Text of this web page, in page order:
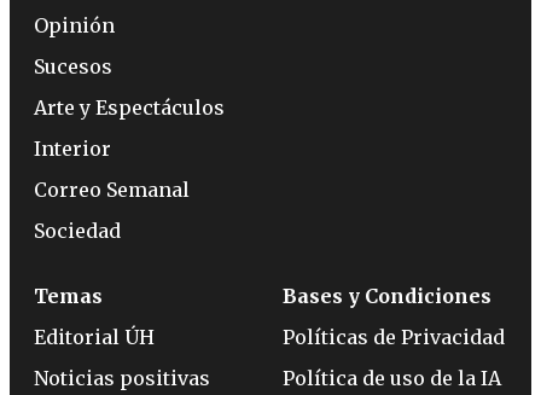
Opinión
Sucesos
Arte y Espectáculos
Interior
Correo Semanal
Sociedad
Temas
Editorial ÚH
Noticias positivas
Bases y Condiciones
Políticas de Privacidad
Política de uso de la IA